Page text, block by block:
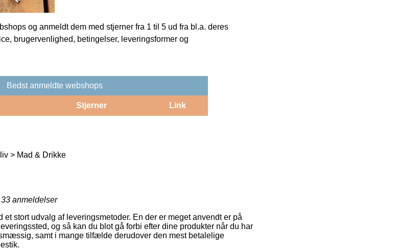
og anmeldt dem med stjerner fra 1 til 5 ud fra bl.a. deres
brugervenlighed, betingelser, leveringsformer og
Bedst anmeldte webshops
Stjerner Link
> Mad & Drikke
33 anmeldelser
et stort udvalg af leveringsmetoder. En der er meget anvendt er på
og så kan du blot gå forbi efter dine produkter når du har
samt i mange tilfælde derudover den mest betalelige